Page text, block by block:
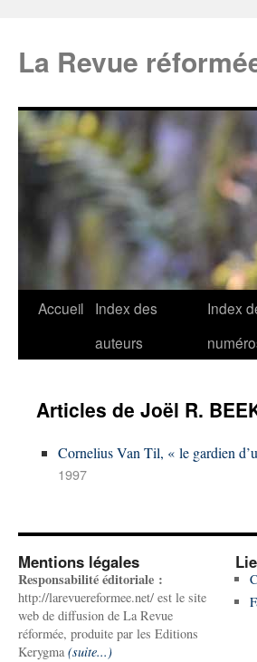
La Revue
Accueil
Index des
auteurs
Index
Articles de Joël R.
Cornelius Van Til, « le gardien
1997
Mentions légales
Responsabilité éditoriale :
http://larevuereformee.net/ est le site
web de diffusion de La Revue
réformée, produite par les Editions
Kerygma (suite...)